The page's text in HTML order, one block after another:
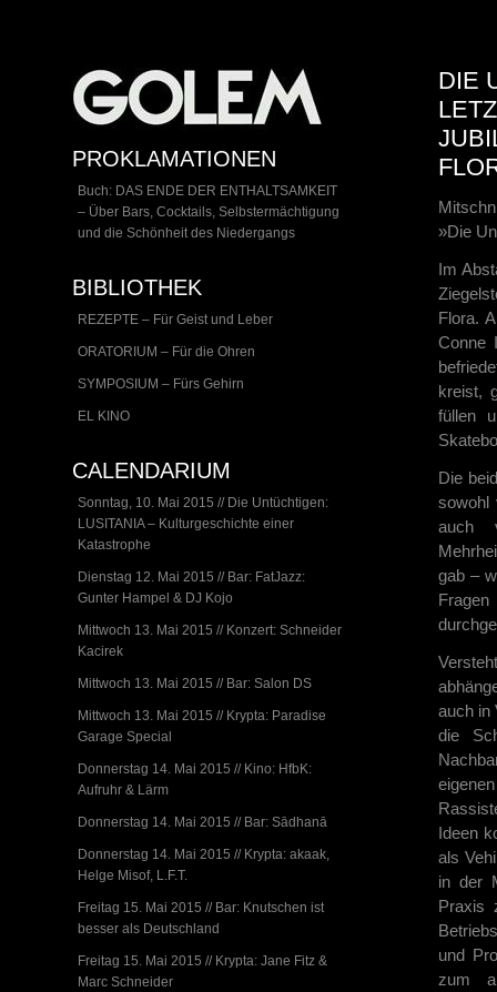
PROKLAMATIONEN
Buch: DAS ENDE DER ENTHALTSAMKEIT
– Über Bars, Cocktails, Selbstermächtigung
und die Schönheit des Niedergangs
BIBLIOTHEK
REZEPTE – Für Geist und Leber
ORATORIUM – Für die Ohren
SYMPOSIUM – Fürs Gehirn
EL KINO
CALENDARIUM
Sonntag, 10. Mai 2015 // Die Untüchtigen:
LUSITANIA – Kulturgeschichte einer
Katastrophe
Dienstag 12. Mai 2015 // Bar: FatJazz:
Gunter Hampel & DJ Kojo
Mittwoch 13. Mai 2015 // Konzert: Schneider
Kacirek
Mittwoch 13. Mai 2015 // Bar: Salon DS
Mittwoch 13. Mai 2015 // Krypta: Paradise
Garage Special
Donnerstag 14. Mai 2015 // Kino: HfbK:
Aufruhr & Lärm
Donnerstag 14. Mai 2015 // Bar: Sādhanā
Donnerstag 14. Mai 2015 // Krypta: akaak,
Helge Misof, L.F.T.
Freitag 15. Mai 2015 // Bar: Knutschen ist
besser als Deutschland
Freitag 15. Mai 2015 // Krypta: Jane Fitz &
Marc Schneider
DIE
»Die
Im
Flora.
Conne
kreist,
füllen
Die
sowohl
auch
gab –
auch in
die
Ideen
als
in der
Praxis
und
zum